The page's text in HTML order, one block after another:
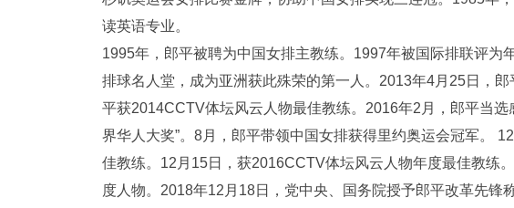
读英语专业。
1995年，郎平被聘为中国女排主教练。1997年被国际排联评为
排球名人堂，成为亚洲获此殊荣的第一人。2013年4月25日，
平获2014CCTV体坛风云人物最佳教练。2016年2月，郎平当
界华人大奖”。8月，郎平带领中国女排获得里约奥运会冠军。
佳教练。12月15日，获2016CCTV体坛风云人物年度最佳教练
度人物。2018年12月18日，党中央、国务院授予郎平改革先锋